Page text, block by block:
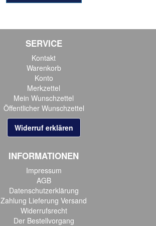
SERVICE
Kontakt
Warenkorb
Konto
Merkzettel
Mein Wunschzettel
Öffentlicher Wunschzettel
Widerruf erklären
INFORMATIONEN
Impressum
AGB
Datenschutzerklärung
Zahlung Lieferung Versand
Widerrufsrecht
Der Bestellvorgang